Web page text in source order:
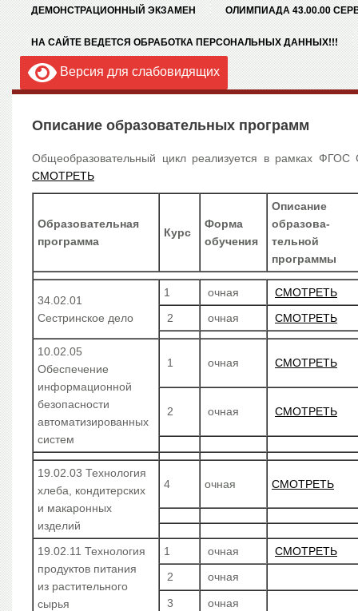
ДЕМОНСТРАЦИОННЫЙ ЭКЗАМЕН ОЛИМПИАДА 43.00.00
НА САЙТЕ ВЕДЕТСЯ ОБРАБОТКА ПЕРСОНАЛЬНЫХ ДАННЫХ!!!
Версия для слабовидящих
Описание образовательных программ
Общеобразовательный цикл реализуется в рамках
СМОТРЕТЬ
Образовательная
программа
Курс
Форма
обучения
Описание
образова-
тельной
программы
34.02.01
Сестринское дело
1 очная
СМОТРЕТЬ
2
очная СМОТРЕТЬ
10.02.05
Обеспечение
информационной
безопасности
автоматизированных
систем
1 очная СМОТРЕТЬ
2 очная СМОТРЕТЬ
19.02.03 Технология
хлеба, кондитерских
и макаронных
изделий
4 очная СМОТРЕТЬ
19.02.11 Технология
продуктов питания
из растительного
сырья
1 очная
СМОТРЕТЬ
2
очная
3 очная